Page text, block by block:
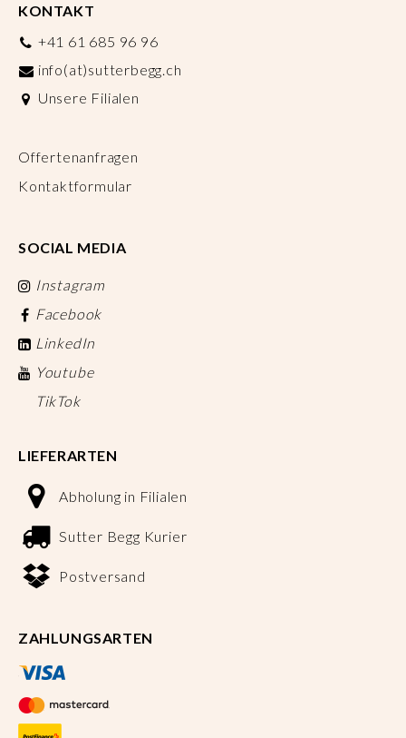
KONTAKT
+41 61 685 96 96
info(at)sutterbegg.ch
Unsere Filialen
Offertenanfragen
Kontaktformular
SOCIAL MEDIA
Instagram
Facebook
LinkedIn
Youtube
TikTok
LIEFERARTEN
Abholung in Filialen
Sutter Begg Kurier
Postversand
ZAHLUNGSARTEN